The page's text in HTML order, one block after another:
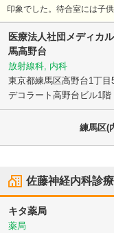
印象でした。待合室には子
医療法人社団メディカ
馬高野台
放射線科, 内科
東京都練馬区高野台1丁目
デコラート高野台ビル1階
練馬区(
佐藤神経内科診
キタ薬局
薬局